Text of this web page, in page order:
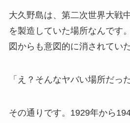
大久野島は、第二次世界大戦
を製造していた場所なんです
図からも意図的に消されてい
「え？そんなヤバい場所だっ
その通りです。1929年から